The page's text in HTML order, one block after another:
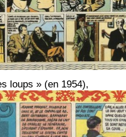
loups » (en 1954),